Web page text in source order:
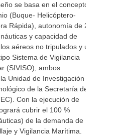
se basa en el concepto
(Buque- Helicóptero-
Rápida), autonomía de 20
y capacidad de
aéreos no tripulados y un
Sistema de Vigilancia
(SIVISO), ambos
Unidad de Investigación
de la Secretaría de
Con la ejecución de
cubrir el 100 %
de la demanda de
y Vigilancia Marítima.